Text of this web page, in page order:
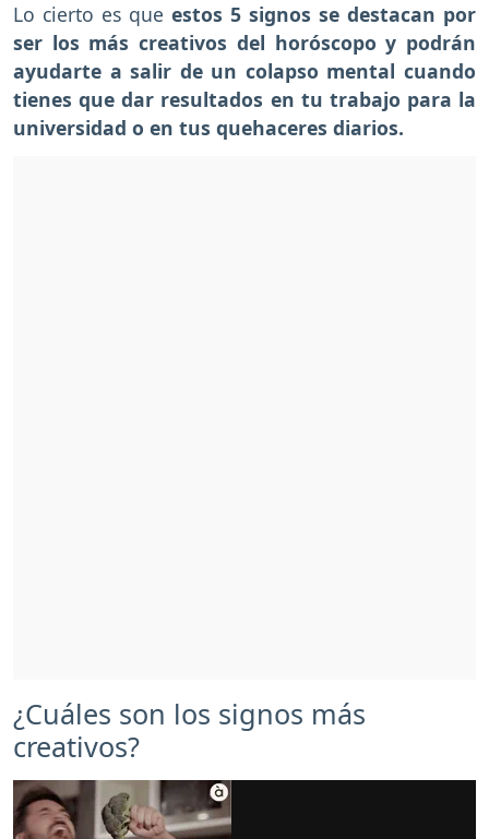
Lo cierto es que estos 5 signos se destacan por
ser los más creativos del horóscopo y podrán
ayudarte a salir de un colapso mental cuando
tienes que dar resultados en tu trabajo para la
universidad o en tus quehaceres diarios.
¿Cuáles son los signos más
creativos?